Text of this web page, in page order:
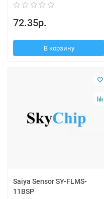
72.35р.
В корзину
Saiya Sensor SY-FLMS-
11BSP